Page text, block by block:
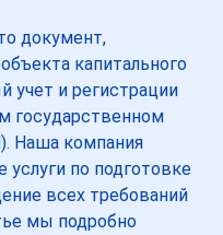
документ,
капитального
учет и регистрации
государственном
Наша компания
услуги по подготовке
всех требований
мы подробно